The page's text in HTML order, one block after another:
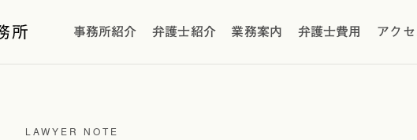
事務所紹介 弁護士紹介 業務案内 弁護士費用 アク
LAWYER NOTE